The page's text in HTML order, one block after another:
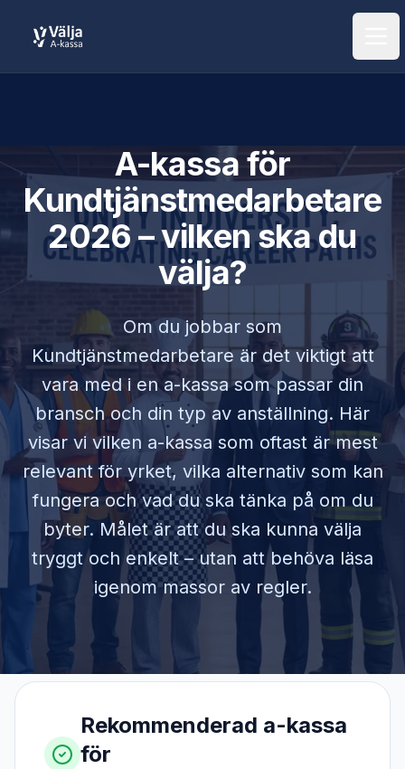
A-kassa för
Kundtjänstmedarbetare
2026 – vilken ska du
välja?
Om du jobbar som
Kundtjänstmedarbetareär det viktigt att
vara med i en a-kassa som passar din
bransch och din typ av anställning. Här
visar vi vilken a-kassa som oftast är mest
relevant för yrket, vilka alternativ som kan
fungera och vad du ska tänka på om du
byter. Målet är att du ska kunna välja
tryggt och enkelt – utan att behöva läsa
igenom massor av regler.
Rekommenderad a-kassa
för